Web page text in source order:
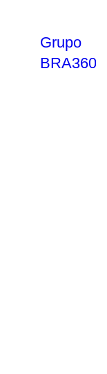
Grupo
BRA360